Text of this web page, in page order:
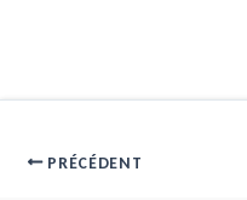
PRÉCÉDENT